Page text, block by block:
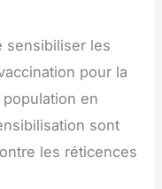
sensibiliser les
pour la
en
sont
les réticences